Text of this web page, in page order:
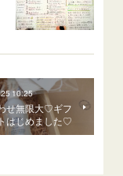
10:25
せ無限大♡ギフ
はじめました♡